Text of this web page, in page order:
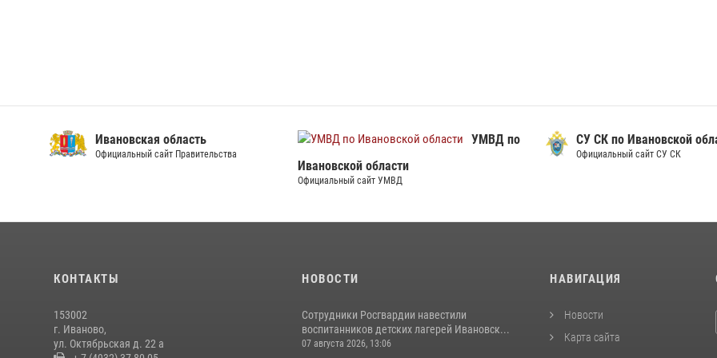
Ивановская область
Официальный сайт Правительства
УМВД по
Ивановской области
Официальный сайт УМВД
СУ СК по Ивановской
Официальный сайт СУ СК
КОНТАКТЫ
153002
г. Иваново,
ул. Октябрьская д. 22 а
НОВОСТИ
Сотрудники Росгвардии навестили
воспитанников детских лагерей Ивановск...
07 августа 2026, 13:06
НАВИГАЦИЯ
Новости
Карта сайта